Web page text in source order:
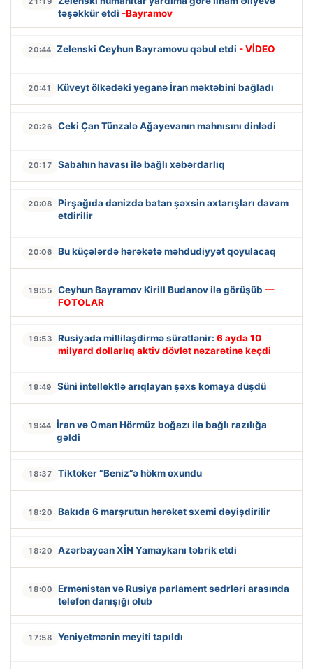
təşəkkür etdi -Bayramov
20:44 Zelenski Ceyhun Bayramovu qəbul etdi - VİDEO
20:41 Küveyt ölkədəki yeganə İran məktəbini bağladı
20:26 Ceki Çan Tünzalə Ağayevanın mahnısını dinlədi
20:17 Sabahın havası ilə bağlı xəbərdarlıq
20:08
Pirşağıda dənizdə batan şəxsin axtarışları davam
etdirilir
20:06 Bu küçələrdə hərəkətə məhdudiyyət qoyulacaq
19:55 Ceyhun Bayramov Kirill Budanov ilə görüşüb —
FOTOLAR
19:53 Rusiyada milliləşdirmə sürətlənir: 6 ayda 10
milyard dollarlıq aktiv dövlət nəzarətinə keçdi
19:49 Süni intellektlə arıqlayan şəxs komaya düşdü
19:44 İran və Oman Hörmüz boğazı ilə bağlı razılığa
gəldi
18:37 Tiktoker “Beniz”ə hökm oxundu
18:20 Bakıda 6 marşrutun hərəkət sxemi dəyişdirilir
18:20 Azərbaycan XİN Yamaykanı təbrik etdi
18:00
Ermənistan və Rusiya parlament sədrləri arasında
telefon danışığı olub
17:58 Yeniyetmənin meyiti tapıldı